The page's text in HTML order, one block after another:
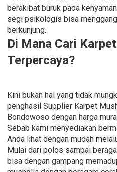
berakibat buruk pada
segi psikologis bisa
berkunjung.
Di Mana Cari
Terpercaya?
Kini bukan hal yang tidak
penghasil Supplier Karpet
Bondowoso dengan harga
Sebab kami menyediakan
Anda lihat dengan mudah
Mulai dari polos sampai
bisa dengan gampang